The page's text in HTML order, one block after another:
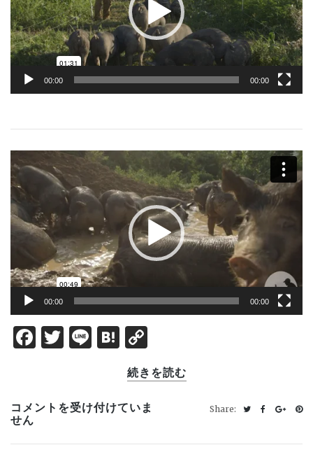
ー
ヤ
ー
00:00 00:00
動
画
プ
レ
ー
ー
00:00 00:00
Facebook
Twitter
LineHatena
Link
続きを読む
THE
LAST
は
コメントを受け付けていま
せん
Share: